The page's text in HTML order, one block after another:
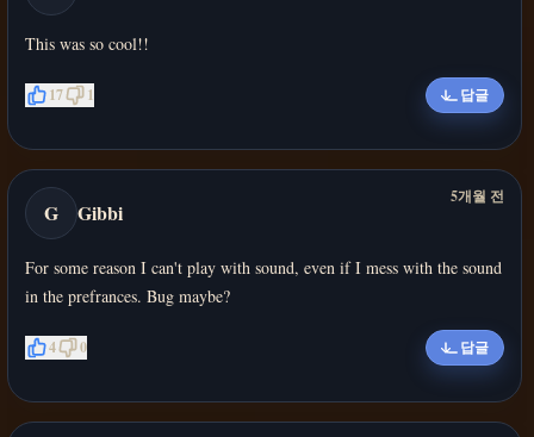
This was so cool!!
17 1 답글
G Gibbi
5개월 전
For some reason I can't play with sound, even if I mess with the sound
in the prefrances. Bug maybe?
4 0 답글